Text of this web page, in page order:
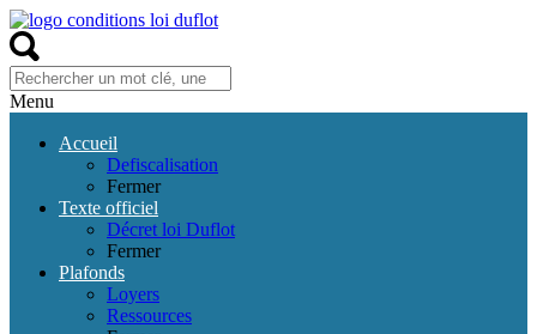
Menu
Accueil
Defiscalisation
Fermer
Texte officiel
Décret loi Duflot
Fermer
Plafonds
Loyers
Ressources